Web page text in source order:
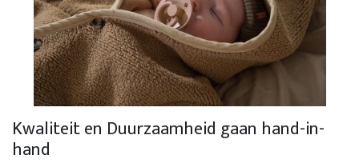
Kwaliteit en Duurzaamheid gaan hand-in-
hand